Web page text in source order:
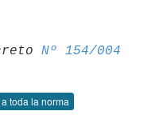
Nº 154/004
toda la norma